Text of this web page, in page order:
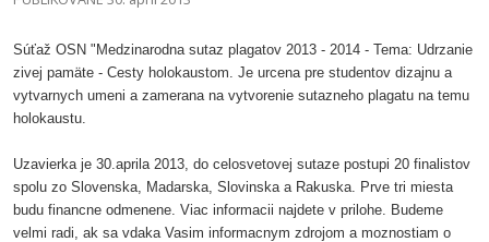
Súťaž OSN "Medzinarodna sutaz plagatov 2013 - 2014 - Tema: Udrzanie
zivej pamäte - Cesty holokaustom. Je urcena pre studentov dizajnu a
vytvarnych umeni a zamerana na vytvorenie sutazneho plagatu na temu
holokaustu.
Uzavierka je 30.aprila 2013, do celosvetovej sutaze postupi 20 finalistov
spolu zo Slovenska, Madarska, Slovinska a Rakuska. Prve tri miesta
budu financne odmenene. Viac informacii najdete v prilohe. Budeme
velmi radi, ak sa vdaka Vasim informacnym zdrojom a moznostiam o